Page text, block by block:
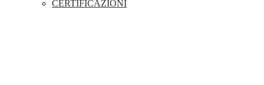
CERTIFICAZIONI